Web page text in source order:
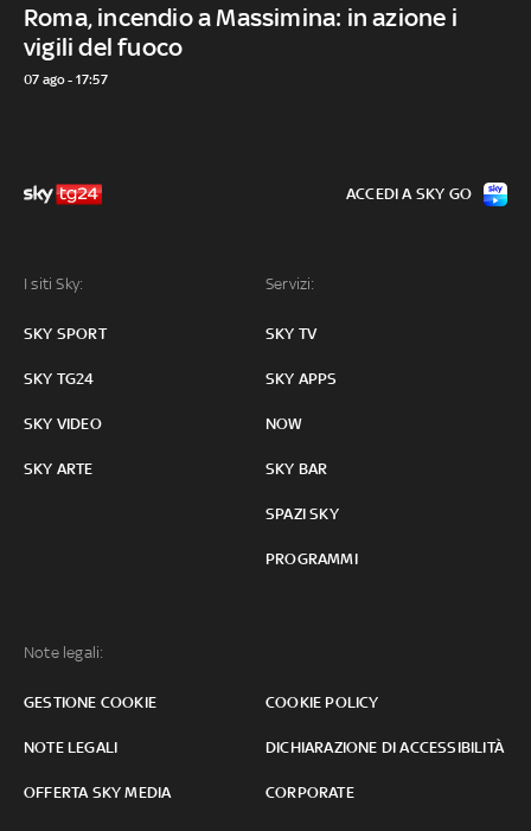
Roma, incendio a Massimina: in azione i
vigili del fuoco
07 ago - 17:57
I siti Sky:
SKY SPORT
SKY TG24
SKY VIDEO
SKY ARTE
Servizi:
SKY TV
SKY APPS
NOW
SKY BAR
SPAZI SKY
PROGRAMMI
Note legali:
GESTIONE COOKIE COOKIE POLICY
NOTE LEGALI DICHIARAZIONE DI ACCESSIBILITÀ
OFFERTA SKY MEDIA CORPORATE
ACCEDI A SKY GO